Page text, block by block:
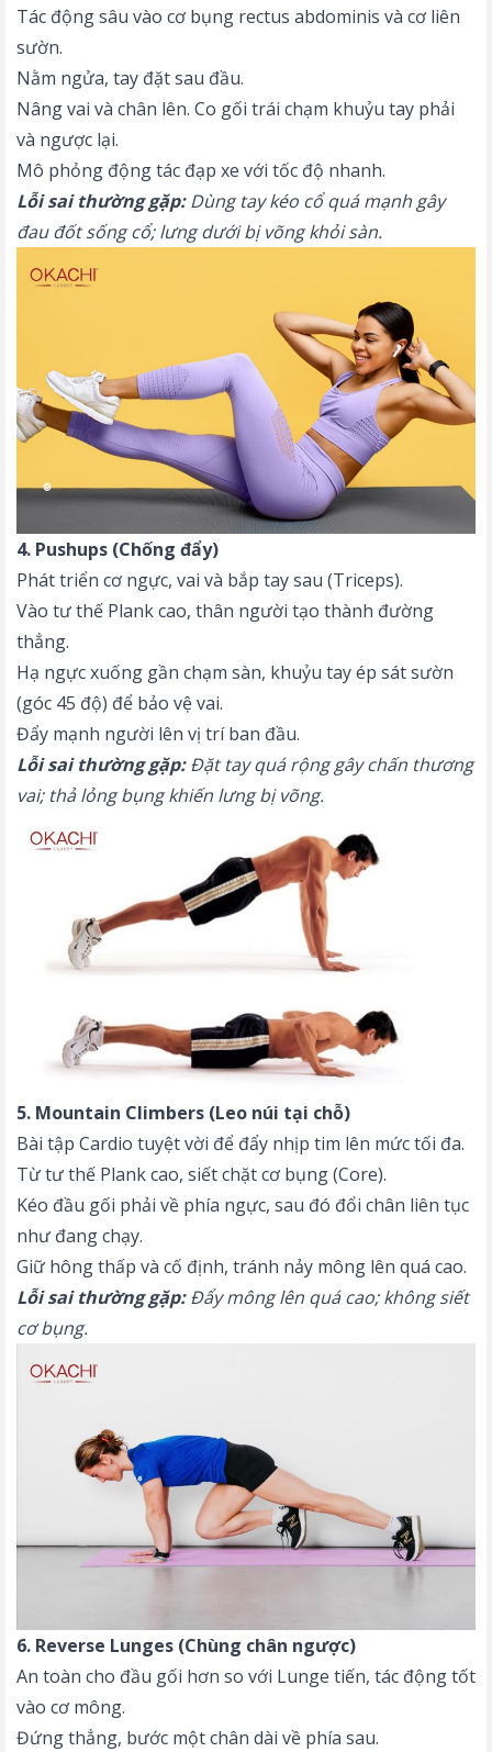
Tác động sâu vào cơ bụng rectus abdominis và cơ liên
sườn.
Nằm ngửa, tay đặt sau đầu.
Nâng vai và chân lên. Co gối trái chạm khuỷu tay phải
và ngược lại.
Mô phỏng động tác đạp xe với tốc độ nhanh.
Lỗi sai thường gặp:Dùng tay kéo cổ quá mạnh gây
đau đốt sống cổ; lưng dưới bị võng khỏi sàn.
4. Pushups (Chống đẩy)
Phát triển cơ ngực, vai và bắp tay sau (Triceps).
Vào tư thế Plank cao, thân người tạo thành đường
thẳng.
Hạ ngực xuống gần chạm sàn, khuỷu tay ép sát sườn
(góc 45 độ) để bảo vệ vai.
Đẩy mạnh người lên vị trí ban đầu.
Lỗi sai thường gặp:Đặt tay quá rộng gây chấn thương
vai; thả lỏng bụng khiến lưng bị võng.
5. Mountain Climbers (Leo núi tại chỗ)
Bài tập Cardio tuyệt vời để đẩy nhịp tim lên mức tối đa.
Từ tư thế Plank cao, siết chặt cơ bụng (Core).
Kéo đầu gối phải về phía ngực, sau đó đổi chân liên tục
như đang chạy.
Giữ hông thấp và cố định, tránh nảy mông lên quá cao.
Lỗi sai thường gặp:Đẩy mông lên quá cao; không siết
cơ bụng.
6. Reverse Lunges (Chùng chân ngược)
An toàn cho đầu gối hơn so với Lunge tiến, tác động tốt
vào cơ mông.
Đứng thẳng, bước một chân dài về phía sau.